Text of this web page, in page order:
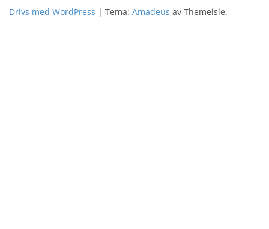
Drivs med WordPress | Tema: Amadeus av Themeisle.